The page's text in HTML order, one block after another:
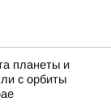
планеты и
с орбиты